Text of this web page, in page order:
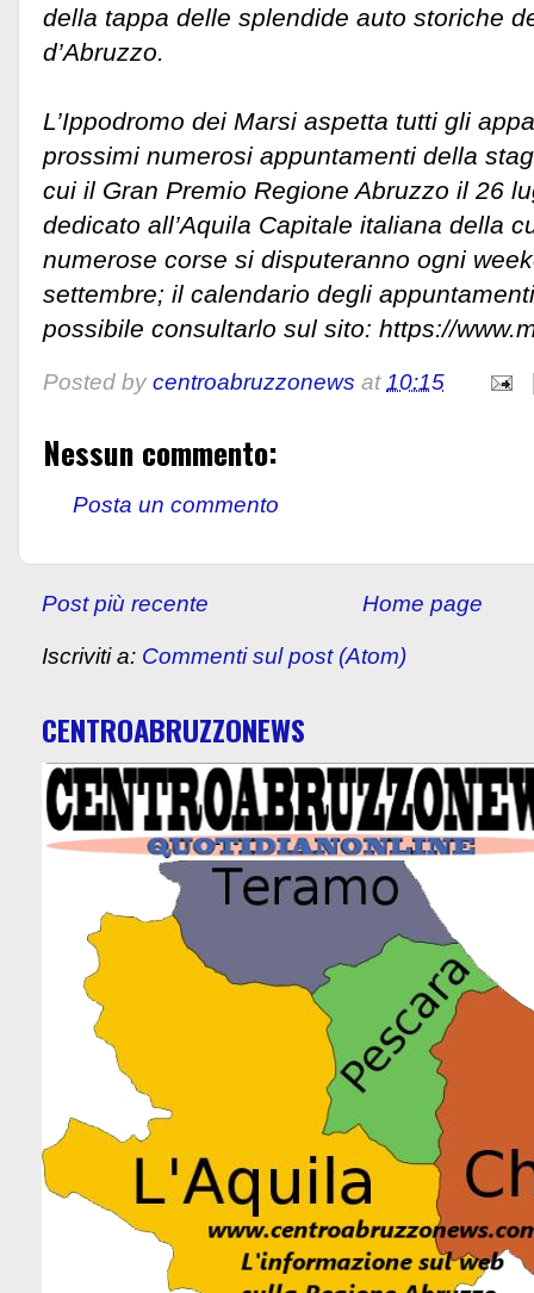
della tappa delle splendide auto storiche
d’Abruzzo.
L’Ippodromo dei Marsi aspetta tutti gli
prossimi numerosi appuntamenti della
cui il Gran Premio Regione Abruzzo il 26
dedicato all’Aquila Capitale italiana della
numerose corse si disputeranno ogni
settembre; il calendario degli
possibile consultarlo sul sito: https://
Posted by centroabruzzonews at10:15
Nessun commento:
Posta un commento
Post più recente Home page
Iscriviti a: Commenti sul post (Atom)
CENTROABRUZZONEWS
Canale